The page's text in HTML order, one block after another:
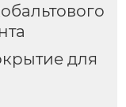
для